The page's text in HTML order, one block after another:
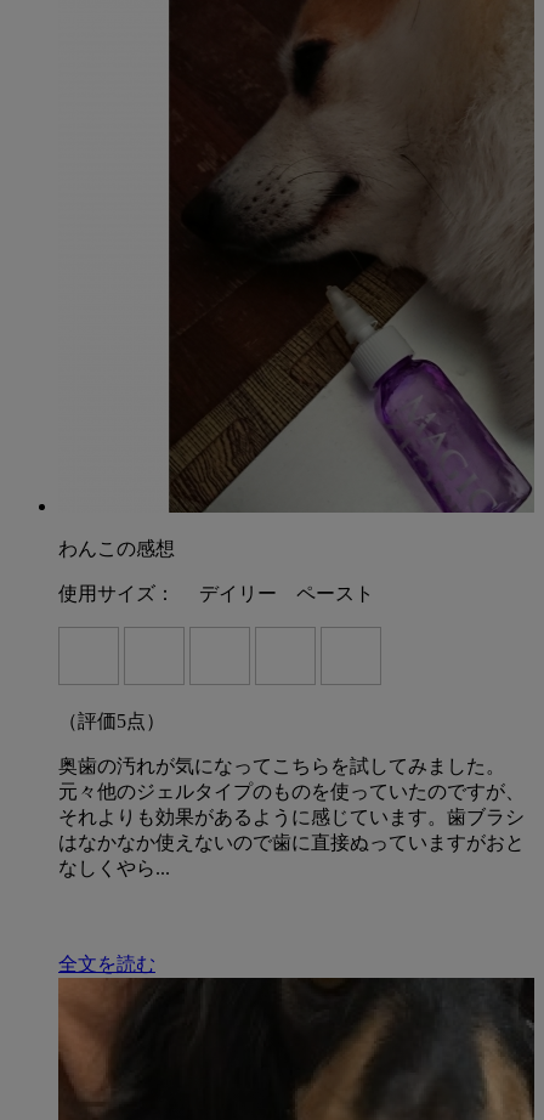
・歯ブラシや歯みがきシートでケアしている犬猫
・毎日のオーラルケアを続けたい犬猫
わんこの感想
使用サイズ： デイリー ペースト
（評価5点）
奥歯の汚れが気になってこちらを試してみました。
元々他のジェルタイプのものを使っていたのですが、
それよりも効果があるように感じています。歯ブラシ
はなかなか使えないので歯に直接ぬっていますがおと
なしくやら...
全文を読む